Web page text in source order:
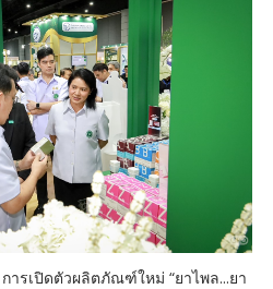
ารเปิดตัวผลิตภัณฑ์ใหม่ “ยาไพล...ยา